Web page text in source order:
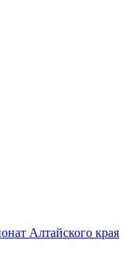
Алтайского края